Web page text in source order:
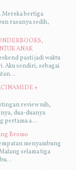
Mereka bertiga
rasanya sedih,
ANAK
pasti jadi waktu
Aku sendiri, sebagai
+
review nih,
dua-duanya
pertama a...
Bromo
menyambung
selama tiga